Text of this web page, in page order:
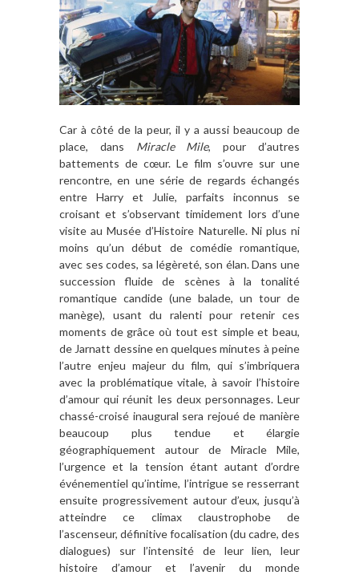
Car à côté de la peur, il y a aussi beaucoup de
place, dans Miracle Mile, pour d’autres
battements de cœur. Le film s’ouvre sur une
rencontre, en une série de regards échangés
entre Harry et Julie, parfaits inconnus se
croisant et s’observant timidement lors d’une
visite au Musée d’Histoire Naturelle. Ni plus ni
moins qu’un début de comédie romantique,
avec ses codes, sa légèreté, son élan. Dans une
succession fluide de scènes à la tonalité
romantique candide (une balade, un tour de
manège), usant du ralenti pour retenir ces
moments de grâce où tout est simple et beau,
de Jarnatt dessine en quelques minutes à peine
l’autre enjeu majeur du film, qui s’imbriquera
avec la problématique vitale, à savoir l’histoire
d’amour qui réunit les deux personnages. Leur
chassé-croisé inaugural sera rejoué de manière
beaucoup plus tendue et élargie
géographiquement autour de Miracle Mile,
l’urgence et la tension étant autant d’ordre
événementiel qu’intime, l’intrigue se resserrant
ensuite progressivement autour d’eux, jusqu’à
atteindre ce climax claustrophobe de
l’ascenseur, définitive focalisation (du cadre, des
dialogues) sur l’intensité de leur lien, leur
histoire d’amour et l’avenir du monde